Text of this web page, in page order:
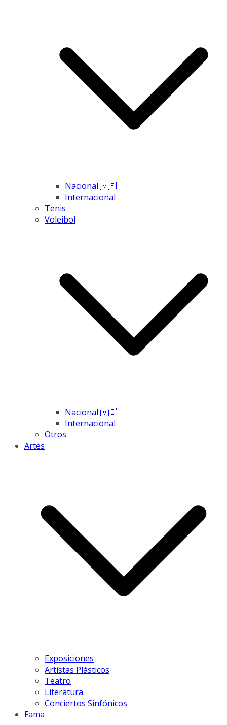
Nacional 🇻🇪
Internacional
Tenis
Voleibol
Nacional 🇻🇪
Internacional
Otros
Artes
Exposiciones
Artistas Plásticos
Teatro
Literatura
Conciertos Sinfónicos
Fama